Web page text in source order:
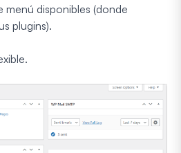
menú disponibles (donde
plugins).